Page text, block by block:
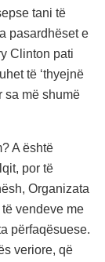
tani të
pasardhëset e
Clinton pati
të ‘thyejnë
sa më shumë
A është
por të
Organizata
vendeve me
përfaqësuese.
veriore, që